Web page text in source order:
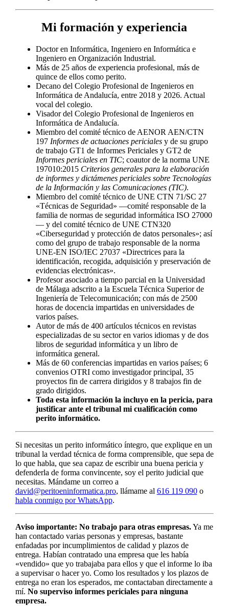
Mi formación y experiencia
Doctor en Informática, Ingeniero en Informática e
Ingeniero en Organización Industrial.
Más de 25 años de experiencia profesional, más de
quince de ellos como perito.
Decano del Colegio Profesional de Ingenieros en
Informática de Andalucía, entre 2018 y 2026. Actual
vocal del colegio.
Visador del Colegio Profesional de Ingenieros en
Informática de Andalucía.
Miembro del comité técnico de AENOR AEN/CTN
197 Informes de actuaciones pericialesy de su grupo
de trabajo GT1 de Informes Periciales y GT2 de
Informes periciales en TIC; coautor de la norma UNE
197010:2015 Criterios generales para la elaboración
de informes y dictámenes periciales sobre Tecnologías
de la Información y las Comunicaciones (TIC).
Miembro del comité técnico de UNE CTN 71/SC 27
«Técnicas de Seguridad» —comité responsable de la
familia de normas de seguridad informática ISO 27000
— y del comité técnico de UNE CTN320
«Ciberseguridad y protección de datos personales»; así
como del grupo de trabajo responsable de la norma
UNE-EN ISO/IEC 27037 «Directrices para la
identificación, recogida, adquisición y preservación de
evidencias electrónicas».
Profesor asociado a tiempo parcial en la Universidad
de Málaga adscrito a la Escuela Técnica Superior de
Ingeniería de Telecomunicación; con más de 2500
horas de docencia impartidas en universidades de
varios países.
Autor de más de 400 artículos técnicos en revistas
especializadas de su sector en varios idiomas y de dos
libros de seguridad informática y un libro de
informática general.
Más de 60 conferencias impartidas en varios países; 6
convenios OTRI como investigador principal, 35
proyectos fin de carrera dirigidos y 8 trabajos fin de
grado dirigidos.
Toda esta información la incluyo en la pericia, para
justificar ante el tribunal mi cualificación como
perito informático.
Si necesitas un perito informático íntegro, que explique en un
tribunal la verdad técnica de forma comprensible, que sepa de
lo que habla, que sea capaz de escribir una buena pericia y
defenderla de forma convincente, soy el perito judicial que
necesitas. Mándame un correo a
david@peritoeninformatica.pro, llámame al 616 119 090o
habla conmigo por WhatsApp.
Aviso importante: No trabajo para otras empresas.Ya me
han contactado varias personas y empresas, bastante
enfadadas por incumplimientos de calidad y plazos de
entrega. Habían contratado una empresa que les había
«vendido» que yo trabajaba para ellos y que el informe lo iba
a supervisar o hacer yo. Como los resultados y los plazos de
entrega no eran los esperados, me contactaban directamente a
mí. No superviso informes periciales para ninguna
empresa.